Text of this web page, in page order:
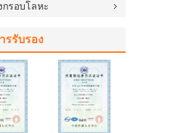
รอบโลหะ
รรับรอง